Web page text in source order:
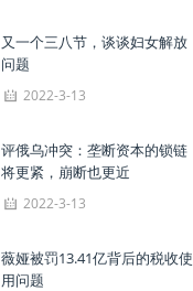
又一个三八节，谈谈妇女解放
问题
2022-3-13
评俄乌冲突：垄断资本的锁链
将更紧，崩断也更近
2022-3-13
薇娅被罚13.41亿背后的税收使
用问题